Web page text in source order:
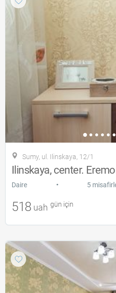
Sumy, ul. Ilinskaya, 12/1
Ilinskaya, center.
Daire • 5
518 uah gün için